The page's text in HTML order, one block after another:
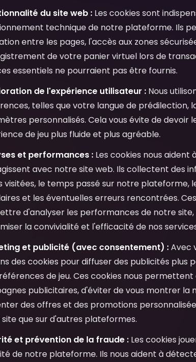
du site web : Les cookies sont
technique de notre plateforme. Ils
entre les pages, l'accès aux zones
de votre panier virtuel lors de
essentiels ne pourraient pas être fournis.
de l'expérience utilisateur : Nous
telles que votre langue de prédilection,
personnalisés. Cela vous évite de devoir
de jeu plus fluide et plus agréable.
et performances : Les cookies nous
avec notre site web. Ils collectent des
visitées, le temps passé sur notre plateforme,
et les éventuelles erreurs rencontrées.
d'analyser les performances de notre
la convivialité et l'efficacité de nos
et publicité (avec consentement) :Avec
des cookies pour diffuser des publicités
de jeu. Ces cookies nous
publicitaires, d'éviter de vous montrer la
des offres et des promotions
que sur d'autres plateformes.
et prévention de la fraude : Les cookies
de notre plateforme. Ils nous aident à